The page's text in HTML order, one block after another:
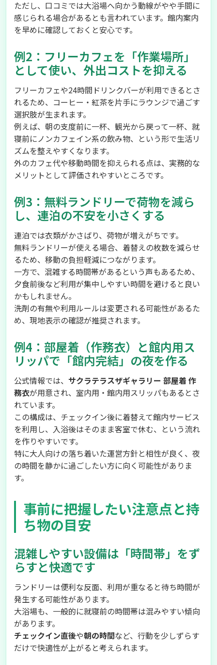
ただし、口コミでは大浴場へ向かう動線がやや手間に
感じられる場合があるとも言われています。館内案内
を早めに確認しておくと安心です。
例2：フリーカフェを「作業場所」
として使い、外出コストを抑える
フリーカフェや24時間ドリンクバーが利用できるとさ
れるため、コーヒー・紅茶を片手にラウンジで過ごす
選択肢が生まれます。
例えば、朝の支度前に一杯、観光から戻って一杯、就
寝前にノンカフェイン系の飲み物、という形で生活リ
ズムを整えやすくなります。
外のカフェ代や移動時間を抑えられる点は、実務的な
メリットとして評価されやすいところです。
例3：無料ランドリーで荷物を減ら
し、連泊の不安を小さくする
連泊では衣類がかさばり、荷物が増えがちです。
無料ランドリーが使える場合、着替えの枚数を減らせ
るため、移動の負担軽減につながります。
一方で、混雑する時間帯があるという声もあるため、
夕食前後など利用が集中しやすい時間を避けると良い
かもしれません。
洗剤の有無や利用ルールは変更される可能性があるた
め、現地表示の確認が推奨されます。
例4：部屋着（作務衣）と館内用ス
リッパで「館内完結」の夜を作る
公式情報では、 サクラテラスザギャラリー 部屋着 作
務衣が用意され、室内用・館内用スリッパもあるとさ
れています。
この構成は、チェックイン後に着替えて館内サービス
を利用し、入浴後はそのまま客室で休む、という流れ
を作りやすいです。
特に大人向けの落ち着いた運営方針と相性が良く、夜
の時間を静かに過ごしたい方に向く可能性がありま
す。
事前に把握したい注意点と持
ち物の目安
混雑しやすい設備は「時間帯」をず
らすと快適です
ランドリーは便利な反面、利用が重なると待ち時間が
発生する可能性があります。
大浴場も、一般的に就寝前の時間帯は混みやすい傾向
があります。
チェックイン直後や朝の時間など、行動を少しずらす
だけで快適性が上がると考えられます。